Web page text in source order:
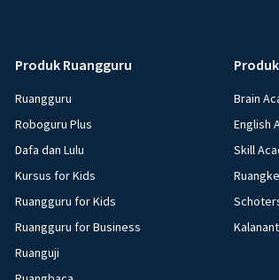
Produk Ruangguru
Ruangguru
Roboguru Plus
Dafa dan Lulu
Kursus for Kids
Ruangguru for Kids
Ruangguru for Business
Ruanguji
Brain
English
Skill